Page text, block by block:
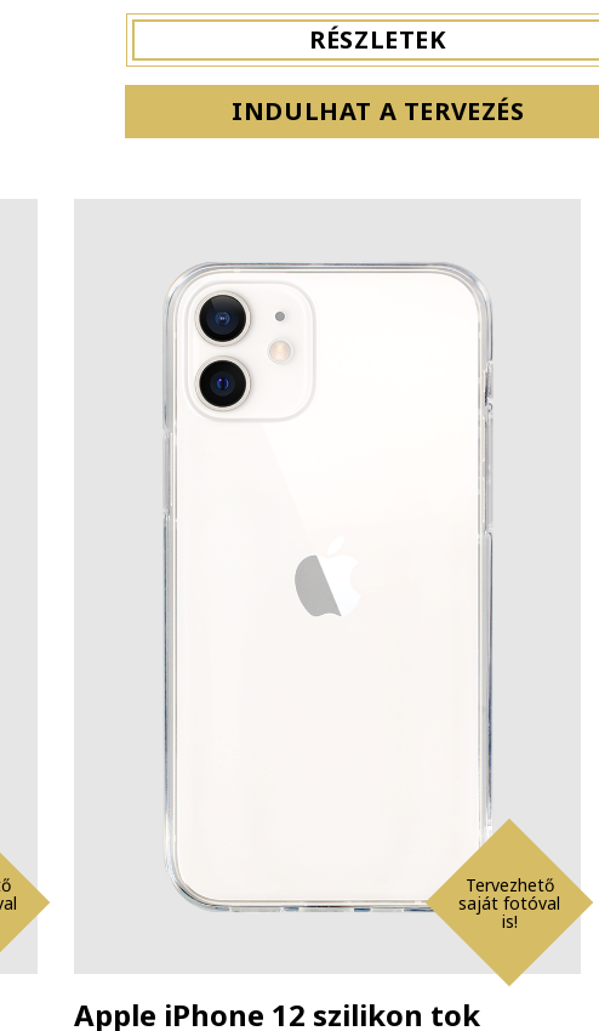
RÉSZLETEK
INDULHAT A TERVEZÉS
Tervezhető
saját fotóval
is!
Apple iPhone 12 szilikon tok